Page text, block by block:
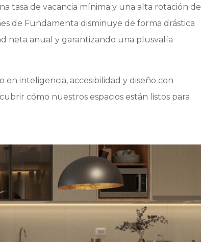
tasa de vacancia mínima y una alta rotación de
de Fundamenta disminuye de forma drástica
neta anual y garantizando una plusvalía
inteligencia, accesibilidad y diseño con
cómo nuestros espacios están listos para